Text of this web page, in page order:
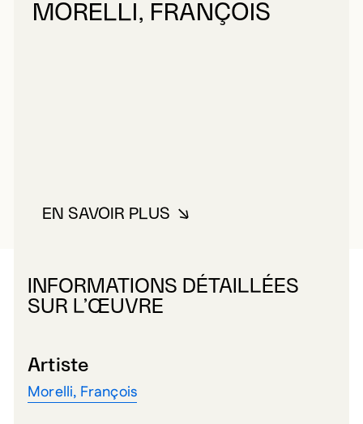
MORELLI, FRANÇOIS
EN SAVOIR PLUSÀ PROPOS DE MORELLI,
INFORMATIONS DÉTAILLÉES
SUR L’ŒUVRE
Artiste
Morelli, François